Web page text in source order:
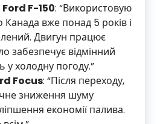
F-150: “Використовую
вже понад 5 років і
Двигун працює
забезпечує відмінний
у холодну погоду.”
Focus: “Після переходу,
зниження шуму
економії палива.